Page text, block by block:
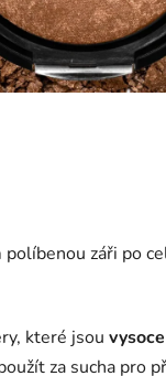
záři po
které jsou
za sucha pro